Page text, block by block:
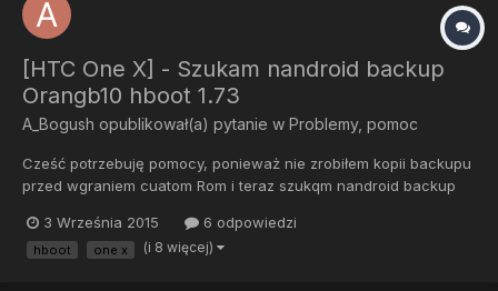
[HTC One X] - Szukam nandroid backup
Orangb10 hboot 1.73
A_Bogush opublikował(a) pytanie w Problemy, pomoc
Cześć potrzebuję pomocy, ponieważ nie zrobiłem kopii backupu
przed wgraniem cuatom Rom i teraz szukqm nandroid backup
Jeżeli ktoś na forum mógł wrzucić backup byłbym bardzo
wdzięczny Wysłane z mojego One X przy użyciu Tapatalka
3 Września 2015 6 odpowiedzi
hboot one x (i 8 więcej)